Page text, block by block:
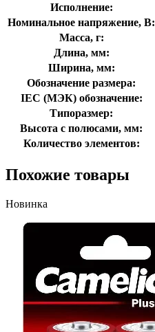
Исполнение:
Номинальное напряжение, В:
Масса, г:
Длина, мм:
Ширина, мм:
Обозначение размера:
IEC (МЭК) обозначение:
Типоразмер:
Высота с полюсами, мм:
Количество элементов:
Похожие товары
Новинка